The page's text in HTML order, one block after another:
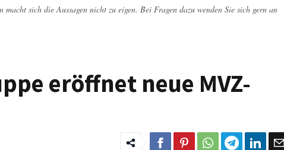
sich die Aussagen nicht zu eigen. Bei Fragen dazu wenden Sie sich gern an
eröffnet neue MVZ-